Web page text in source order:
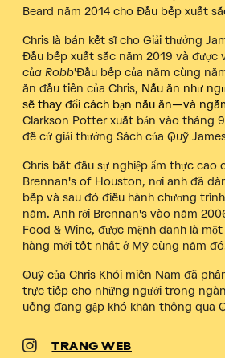
Beard năm 2014 cho Đầu bếp xuất
Chris là bán kết sĩ cho Giải thưởng
Đầu bếp xuất sắc năm 2019 và được
của Robb'Đầu bếp của năm cùng
ăn đầu tiên của Chris, Nấu ăn như
sẽ thay đổi cách bạn nấu ăn—và
Clarkson Potter xuất bản vào tháng
đề cử giải thưởng Sách của Quỹ
Chris bắt đầu sự nghiệp ẩm thực cao
Brennan's of Houston, nơi anh đã
bếp và sau đó điều hành chương
năm. Anh rời Brennan's vào năm
Food & Wine, được mệnh danh là
hàng mới tốt nhất ở Mỹ cùng năm
Quỹ của Chris Khói miền Nam đã
trực tiếp cho những người trong
uống đang gặp khó khăn thông qua
TRANG WEB